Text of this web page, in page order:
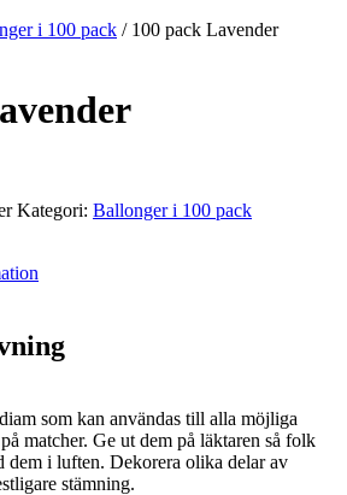
i 100 pack / 100 pack Lavender
Kategori: Ballonger i 100 pack
som kan användas till alla möjliga
matcher. Ge ut dem på läktaren så folk
dem i luften. Dekorera olika delar av
stämning.